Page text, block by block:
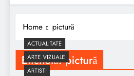
Home pictură
Etichetă:pictură
ACTUALITATE
ARTE VIZUALE
ARTISTI